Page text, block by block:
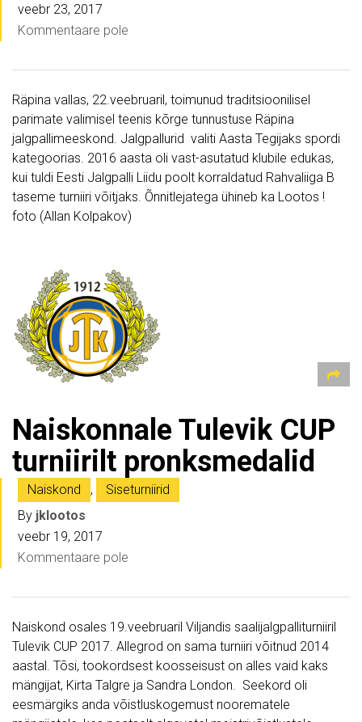
veebr 23, 2017
Kommentaare pole
Räpina vallas, 22.veebruaril, toimunud traditsioonilisel
parimate valimisel teenis kõrge tunnustuse Räpina
jalgpallimeeskond. Jalgpallurid valiti Aasta Tegijaks spordi
kategoorias. 2016 aasta oli vast-asutatud klubile edukas,
kui tuldi Eesti Jalgpalli Liidu poolt korraldatud Rahvaliiga B
taseme turniiri võitjaks. Õnnitlejatega ühineb ka Lootos !
foto (Allan Kolpakov)
Naiskonnale Tulevik CUP
turniirilt pronksmedalid
Naiskond ,
Siseturniirid
By jklootos
veebr 19, 2017
Kommentaare pole
Naiskond osales 19.veebruaril Viljandis saalijalgpalliturniiril
Tulevik CUP 2017. Allegrod on sama turniiri võitnud 2014
aastal. Tõsi, tookordsest koosseisust on alles vaid kaks
mängijat, Kirta Talgre ja Sandra London. Seekord oli
eesmärgiks anda võistluskogemust noorematele